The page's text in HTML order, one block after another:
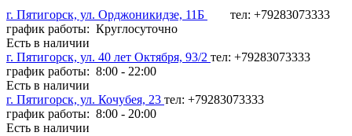
г. Пятигорск, ул. Орджоникидзе, 11Б
тел: +79283073333
график работы: Круглосуточно
Есть в наличии
г. Пятигорск, ул. 40 лет Октября, 93/2 тел: +79283073333
график работы: 8:00 - 22:00
Есть в наличии
г. Пятигорск, ул. Кочубея, 23 тел: +79283073333
график работы: 8:00 - 20:00
Есть в наличии